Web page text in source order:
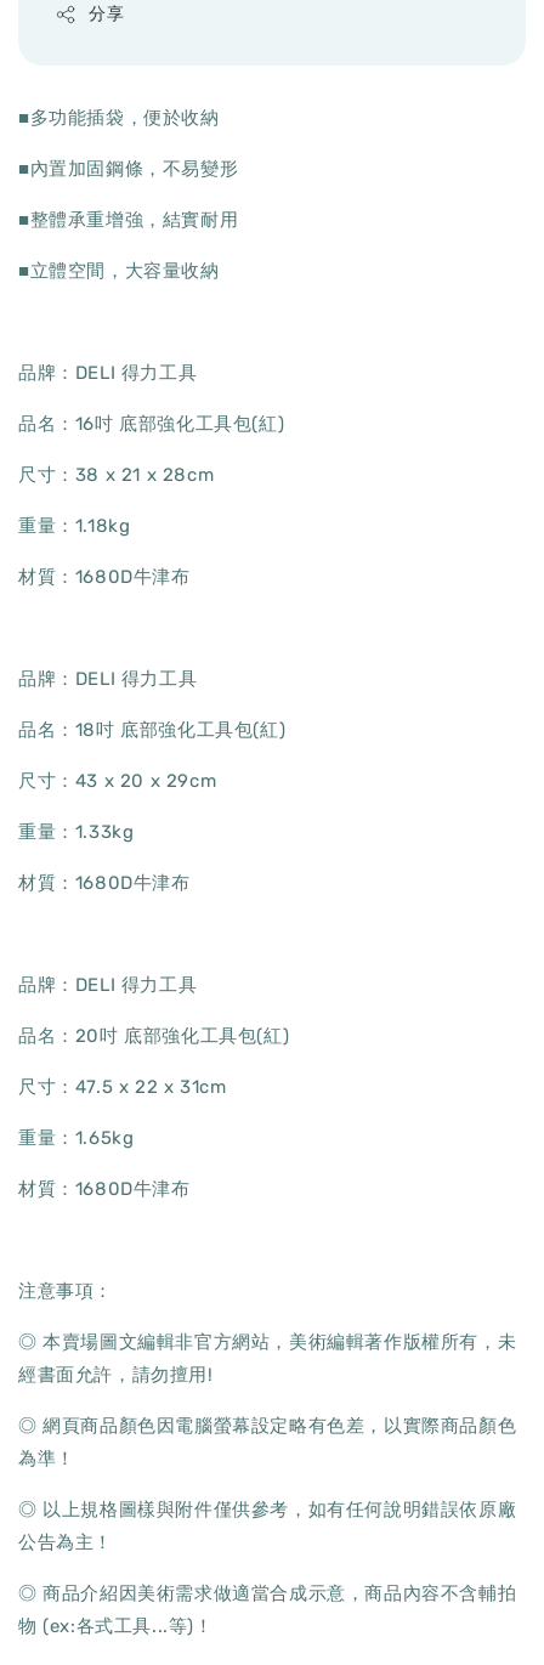
分享
■多功能插袋，便於收納
■內置加固鋼條，不易變形
■整體承重增強，結實耐用
■立體空間，大容量收納
品牌：DELI 得力工具
品名：16吋 底部強化工具包(紅)
尺寸：38 x 21 x 28cm
重量：1.18kg
材質：1680D牛津布
品牌：DELI 得力工具
品名：18吋 底部強化工具包(紅)
尺寸：43 x 20 x 29cm
重量：1.33kg
材質：1680D牛津布
品牌：DELI 得力工具
品名：20吋 底部強化工具包(紅)
尺寸：47.5 x 22 x 31cm
重量：1.65kg
材質：1680D牛津布
注意事項：
◎ 本賣場圖文編輯非官方網站，美術編輯著作版權所有，未
經書面允許，請勿擅用!
◎ 網頁商品顏色因電腦螢幕設定略有色差，以實際商品顏色
為準！
◎ 以上規格圖樣與附件僅供參考，如有任何說明錯誤依原廠
公告為主！
◎ 商品介紹因美術需求做適當合成示意，商品內容不含輔拍
物 (ex:各式工具...等)！